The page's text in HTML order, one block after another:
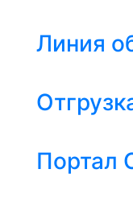
Линия
Портал